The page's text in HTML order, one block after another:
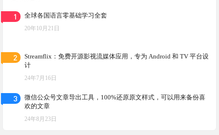
1 全球各国语言零基础学习全套
20年10月21日
2
Streamflix：免费开源影视流媒体应用，专为 Android 和 TV 平台设
计
24年7月16日
3
微信公众号文章导出工具，100%还原原文样式，可以用来备份喜
欢的文章
24年8月23日